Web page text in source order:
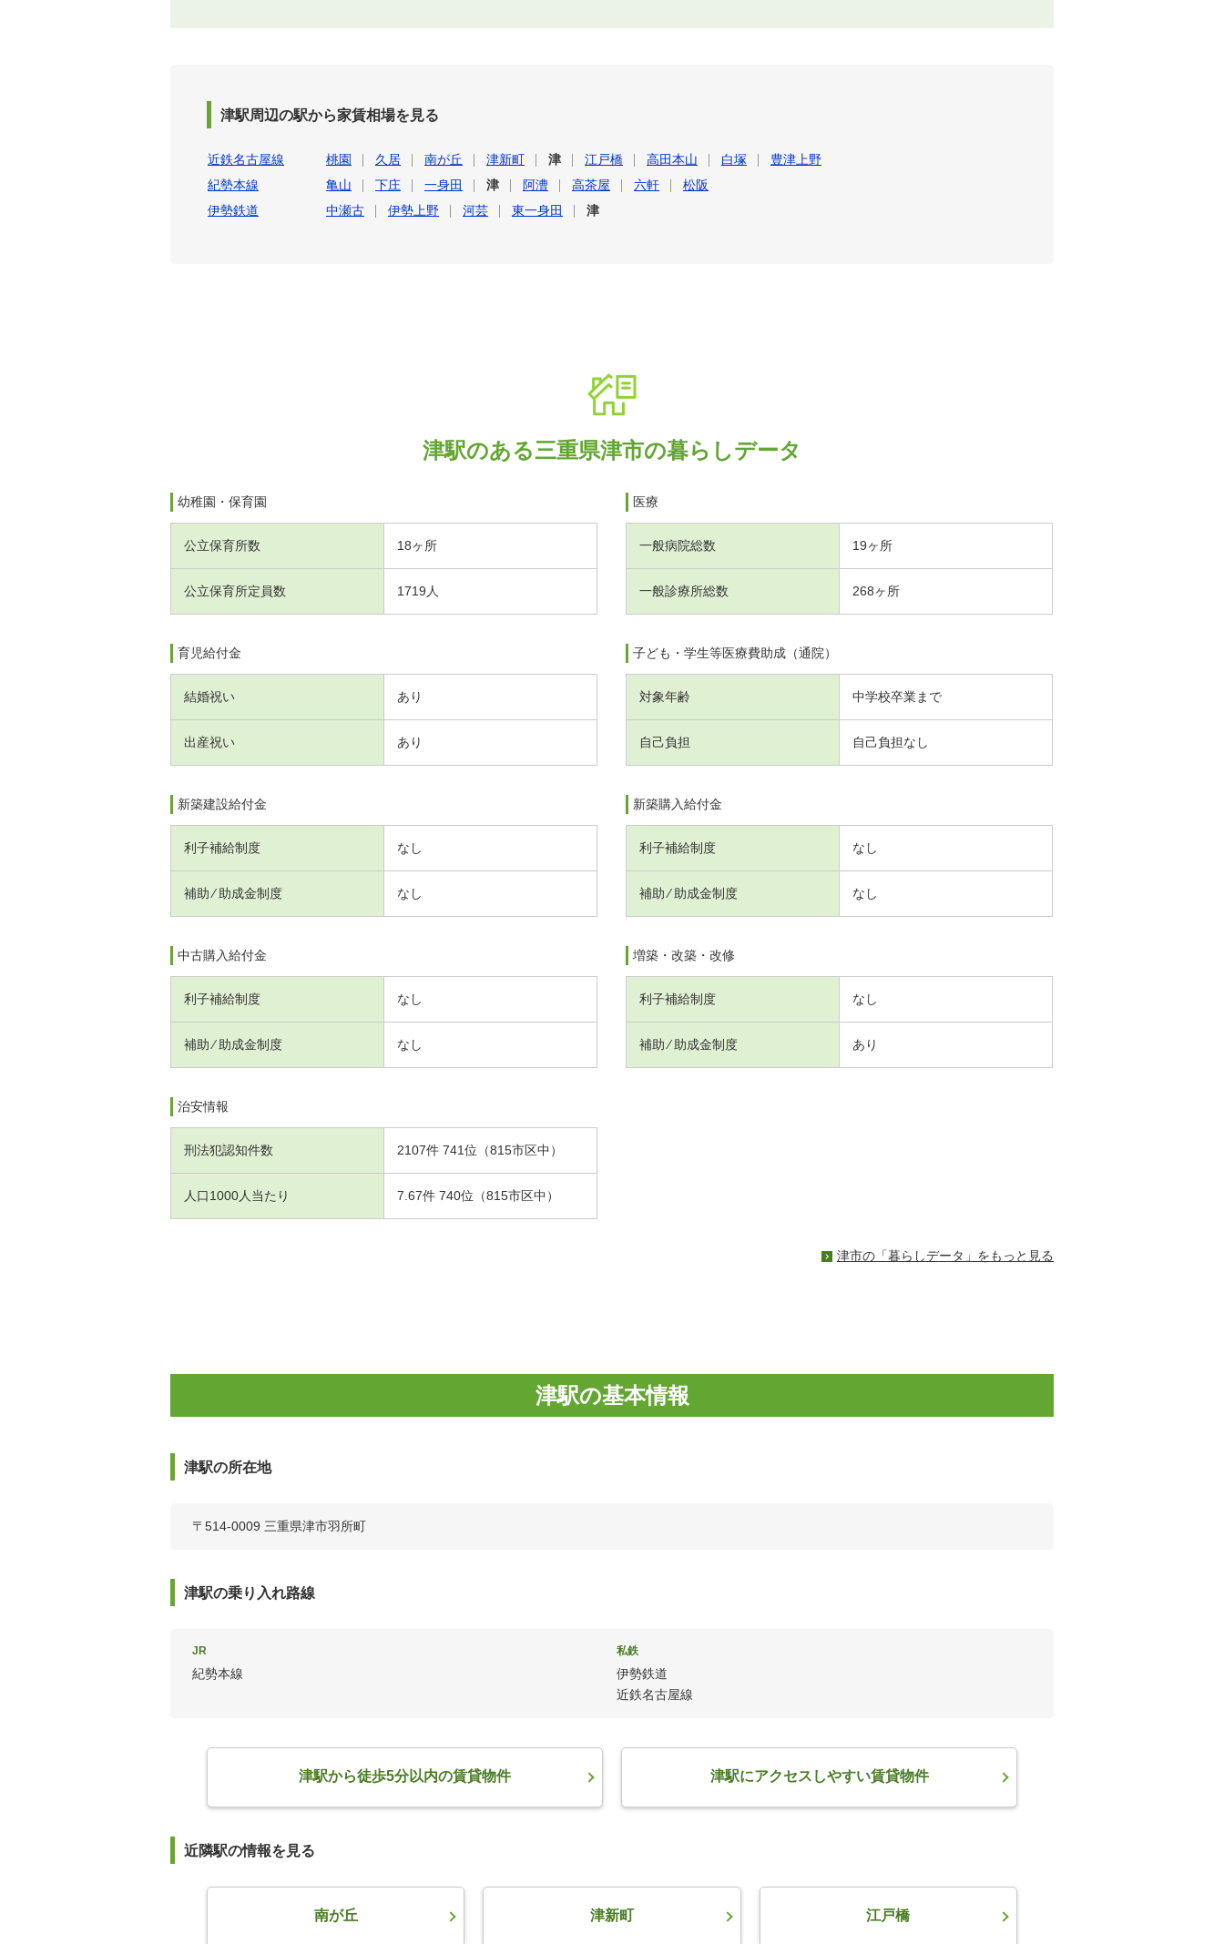
津駅周辺の駅から家賃相場を見る
近鉄名古屋線 桃園 久居 南が丘 津新町 津 江戸橋 高田本山 白塚
豊津上野
紀勢本線
亀山 下庄 一身田 津 阿漕 高茶屋 六軒
松阪
伊勢鉄道
中瀬古 伊勢上野 河芸 東一身田 津
津駅のある三重県津市の暮らしデータ
幼稚園・保育園
公立保育所数 18ヶ所
公立保育所定員数 1719人
医療
一般病院総数 19ヶ所
一般診療所総数 268ヶ所
育児給付金
結婚祝い あり
出産祝い あり
子ども・学生等医療費助成（通院）
対象年齢 中学校卒業まで
自己負担 自己負担なし
新築建設給付金
利子補給制度 なし
補助 ⁄ 助成金制度 なし
新築購入給付金
利子補給制度 なし
補助 ⁄ 助成金制度 なし
中古購入給付金
利子補給制度 なし
補助 ⁄ 助成金制度 なし
増築・改築・改修
利子補給制度 なし
補助 ⁄ 助成金制度 あり
治安情報
刑法犯認知件数 2107件 741位（815市区中）
人口1000人当たり 7.67件 740位（815市区中）
津市の「暮らしデータ」をもっと見る
津駅の基本情報
津駅の所在地
〒514-0009 三重県津市羽所町
津駅の乗り入れ路線
JR
紀勢本線
私鉄
伊勢鉄道
近鉄名古屋線
津駅から徒歩5分以内の賃貸物件 津駅にアクセスしやすい賃貸物件
近隣駅の情報を見る
南が丘 津新町 江戸橋